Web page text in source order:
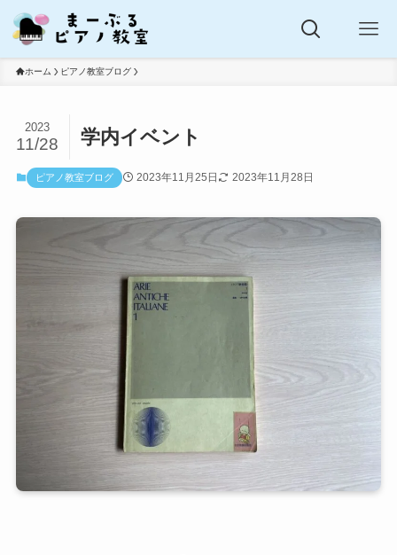
ホーム ピアノ教室ブログ
学内イベント
2023
11/28
ピアノ教室ブログ 2023年11月25日 2023年11月28日